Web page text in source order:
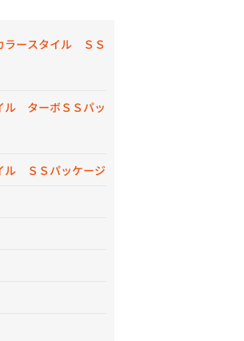
ースタイル ＳＳ
ル ターボＳＳパッ
ル ＳＳパッケージ